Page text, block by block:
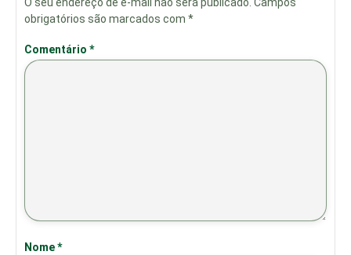
obrigatórios são marcados com *
Comentário *
Nome*